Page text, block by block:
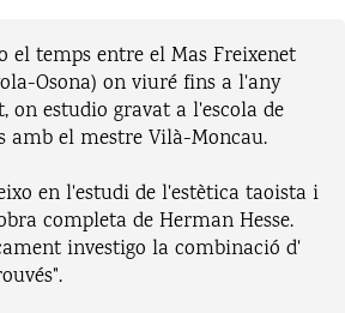
el temps entre el Mas Freixenet
Osona) on viuré fins a l'any
on estudio gravat a l'escola de
amb el mestre Vilà-Moncau.
en l'estudi de l'estètica taoista i
completa de Herman Hesse.
investigo la combinació d'